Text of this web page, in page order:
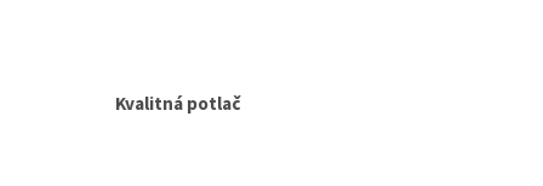
Kvalitná potlač